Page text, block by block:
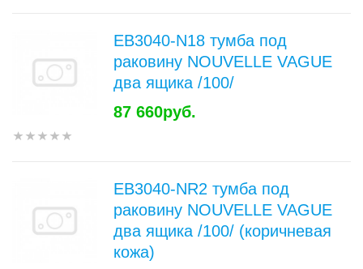
EB3040-N18 тумба под
раковину NOUVELLE VAGUE
два ящика /100/
87 660руб.
EB3040-NR2 тумба под
раковину NOUVELLE VAGUE
два ящика /100/ (коричневая
кожа)